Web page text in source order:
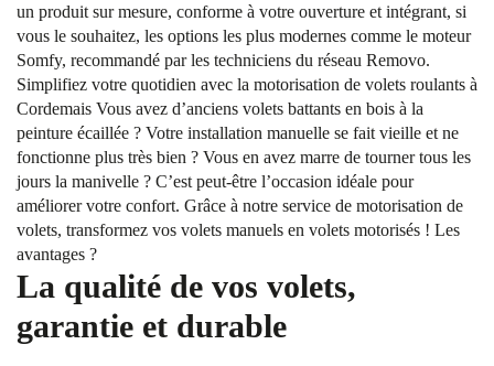
un produit sur mesure, conforme à votre ouverture et intégrant, si
vous le souhaitez, les options les plus modernes comme le moteur
Somfy, recommandé par les techniciens du réseau Removo.
Simplifiez votre quotidien avec la motorisation de volets roulants à
Cordemais Vous avez d’anciens volets battants en bois à la
peinture écaillée ? Votre installation manuelle se fait vieille et ne
fonctionne plus très bien ? Vous en avez marre de tourner tous les
jours la manivelle ? C’est peut-être l’occasion idéale pour
améliorer votre confort. Grâce à notre service de motorisation de
volets, transformez vos volets manuels en volets motorisés ! Les
avantages ?
La qualité de vos volets,
garantie et durable